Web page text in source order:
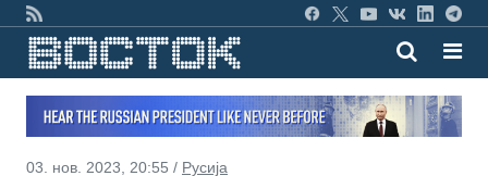
03. нов. 2023, 20:55 / Русија